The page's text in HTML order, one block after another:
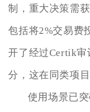
制，重大决策需
包括将2%交易费
开了经过Certik审
分，这在同类项
使用场景已